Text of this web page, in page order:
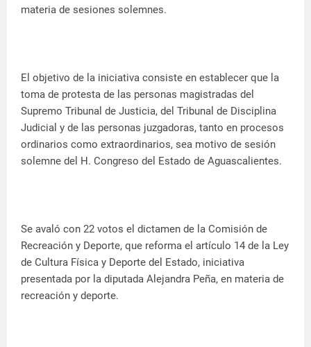
materia de sesiones solemnes.
El objetivo de la iniciativa consiste en establecer que la
toma de protesta de las personas magistradas del
Supremo Tribunal de Justicia, del Tribunal de Disciplina
Judicial y de las personas juzgadoras, tanto en procesos
ordinarios como extraordinarios, sea motivo de sesión
solemne del H. Congreso del Estado de Aguascalientes.
Se avaló con 22 votos el dictamen de la Comisión de
Recreación y Deporte, que reforma el artículo 14 de la Ley
de Cultura Física y Deporte del Estado, iniciativa
presentada por la diputada Alejandra Peña, en materia de
recreación y deporte.